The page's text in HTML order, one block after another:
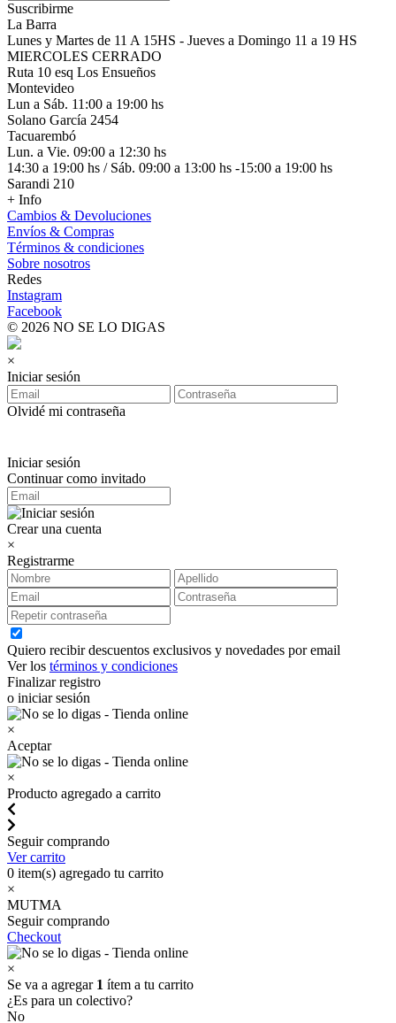
Suscribirme
La Barra
Lunes y Martes de 11 A 15HS - Jueves a Domingo 11 a 19 HS
MIERCOLES CERRADO
Ruta 10 esq Los Ensueños
Montevideo
Lun a Sáb. 11:00 a 19:00 hs
Solano García 2454
Tacuarembó
Lun. a Vie. 09:00 a 12:30 hs
14:30 a 19:00 hs / Sáb. 09:00 a 13:00 hs -15:00 a 19:00 hs
Sarandi 210
+ Info
Cambios & Devoluciones
Envíos & Compras
Términos & condiciones
Sobre nosotros
Redes
Instagram
Facebook
© 2026 NO SE LO DIGAS
×
Iniciar sesión
Olvidé mi contraseña
Iniciar sesión
Continuar como invitado
Crear una cuenta
×
Registrarme
Quiero recibir descuentos exclusivos y novedades por email
Ver los términos y condiciones
Finalizar registro
o iniciar sesión
×
Aceptar
×
Producto agregado a carrito
Seguir comprando
Ver carrito
0 item(s) agregado tu carrito
×
MUTMA
Seguir comprando
Checkout
×
Se va a agregar 1 ítem a tu carrito
¿Es para un colectivo?
No